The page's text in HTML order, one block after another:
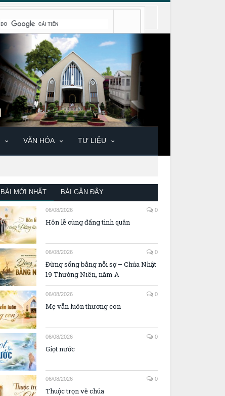
VĂN HÓA TƯ LIỆU
BÀI MỚI NHẤT BÀI GẦN ĐÂY
06/08/2026 0
Hôn lễ cùng đấng tình quân
06/08/2026 0
Đừng sống bằng nỗi sợ – Chúa Nhật
19 Thường Niên, năm A
06/08/2026 0
Mẹ vẫn luôn thương con
06/08/2026 0
Giọt nước
06/08/2026 0
Thuộc trọn về chúa